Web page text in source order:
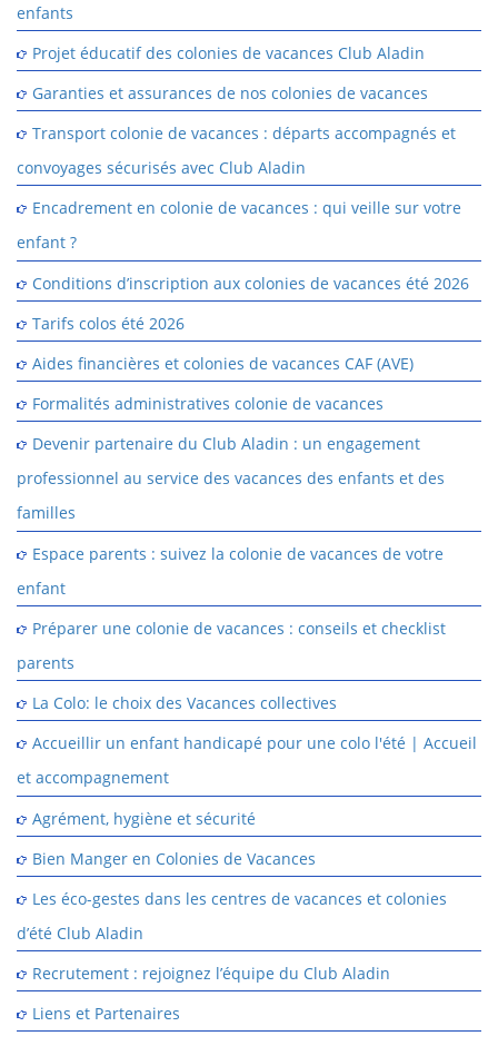
enfants
Projet éducatif des colonies de vacances Club Aladin
Garanties et assurances de nos colonies de vacances
Transport colonie de vacances : départs accompagnés et
convoyages sécurisés avec Club Aladin
Encadrement en colonie de vacances : qui veille sur votre
enfant ?
Conditions d’inscription aux colonies de vacances été 2026
Tarifs colos été 2026
Aides financières et colonies de vacances CAF (AVE)
Formalités administratives colonie de vacances
Devenir partenaire du Club Aladin : un engagement
professionnel au service des vacances des enfants et des
familles
Espace parents : suivez la colonie de vacances de votre
enfant
Préparer une colonie de vacances : conseils et checklist
parents
La Colo: le choix des Vacances collectives
Accueillir un enfant handicapé pour une colo l'été | Accueil
et accompagnement
Agrément, hygiène et sécurité
Bien Manger en Colonies de Vacances
Les éco-gestes dans les centres de vacances et colonies
d’été Club Aladin
Recrutement : rejoignez l’équipe du Club Aladin
Liens et Partenaires